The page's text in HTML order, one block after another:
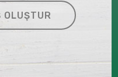
OLUŞTUR